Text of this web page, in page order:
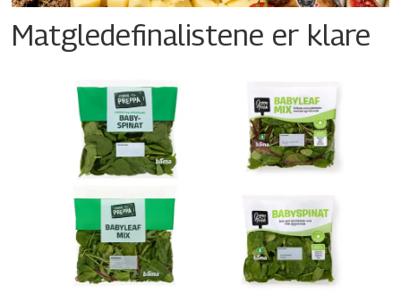
Matgledefinalistene er klare